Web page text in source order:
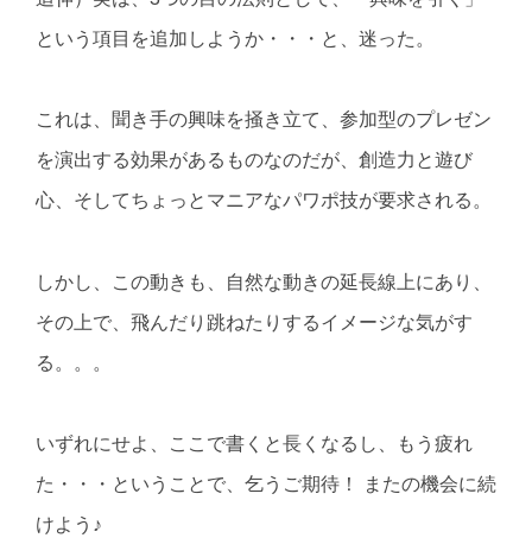
という項目を追加しようか・・・と、迷った。
これは、聞き手の興味を掻き立て、参加型のプレゼン
を演出する効果があるものなのだが、創造力と遊び
心、そしてちょっとマニアなパワポ技が要求される。
しかし、この動きも、自然な動きの延長線上にあり、
その上で、飛んだり跳ねたりするイメージな気がす
る。。。
いずれにせよ、ここで書くと長くなるし、もう疲れ
た・・・ということで、乞うご期待！ またの機会に続
けよう♪